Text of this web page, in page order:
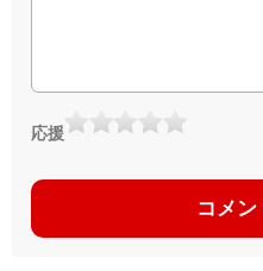
応援
コメン